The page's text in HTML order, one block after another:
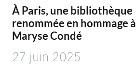
À Paris, une bibliothèque
renommée en hommage à
Maryse Condé
27 juin 2025